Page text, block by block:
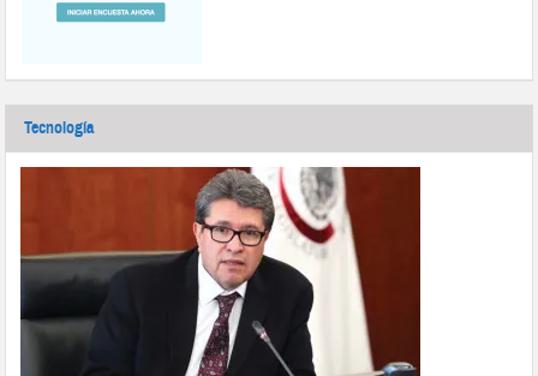
Tecnología